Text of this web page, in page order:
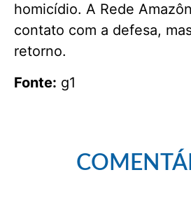
homicídio. A Rede
contato com a defesa,
retorno.
Fonte: g1